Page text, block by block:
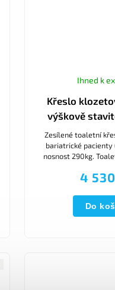
Křeslo
výškově
Ihned k
4
Do
Zesílené toaletní
bariatrické pacienty
nosnost 290kg.
židli.